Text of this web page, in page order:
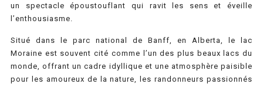
un spectacle époustouflant qui ravit les sens et éveille
l’enthousiasme.
Situé dans le parc national de Banff, en Alberta, le lac
Moraine est souvent cité comme l’un des plus beaux lacs du
monde, offrant un cadre idyllique et une atmosphère paisible
pour les amoureux de la nature, les randonneurs passionnés